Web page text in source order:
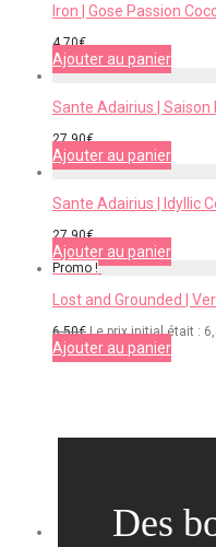
Iron | Gose Passion
4,70€
Ajouter au panier
Sante Adairius | Saison
27,90€
Ajouter au panier
Sante Adairius | Idyllic
27,90€
Ajouter au panier
Promo !
Lost and Grounded |
6,50€ Le prix initial était :
Ajouter au panier
Des